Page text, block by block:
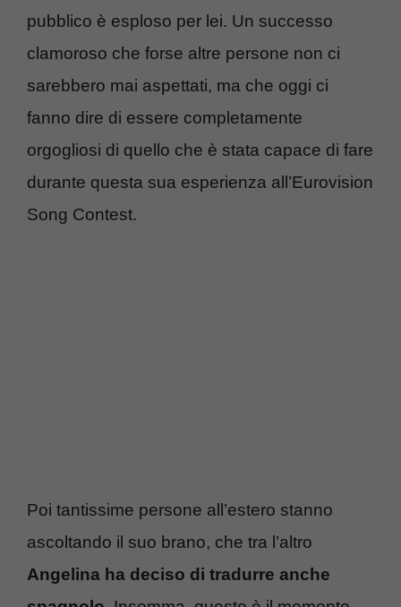
pubblico è esploso per lei. Un successo
clamoroso che forse altre persone non ci
sarebbero mai aspettati, ma che oggi ci
fanno dire di essere completamente
orgogliosi di quello che è stata capace di fare
durante questa sua esperienza all’Eurovision
Song Contest.
Poi tantissime persone all’estero stanno
ascoltando il suo brano, che tra l’altro
Angelina ha deciso di tradurre anche